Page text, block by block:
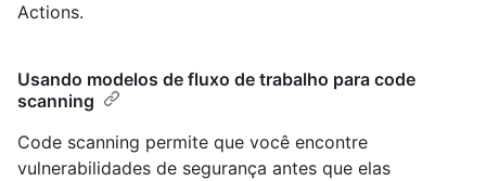
Actions.
Usando modelos de fluxo de trabalho para code
scanning
Code scanning permite que você encontre
vulnerabilidades de segurança antes que elas